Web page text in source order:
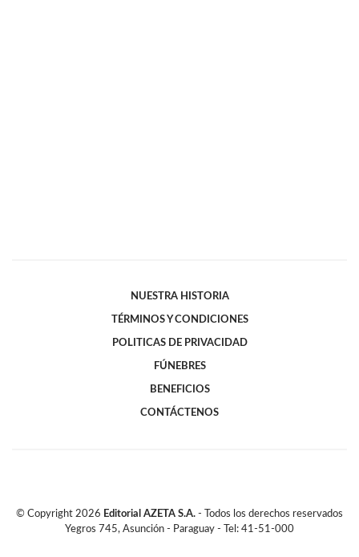
NUESTRA HISTORIA
TÉRMINOS Y CONDICIONES
POLITICAS DE PRIVACIDAD
FÚNEBRES
BENEFICIOS
CONTÁCTENOS
© Copyright 2026 Editorial AZETA S.A. - Todos los derechos reservados
Yegros 745, Asunción - Paraguay - Tel: 41-51-000